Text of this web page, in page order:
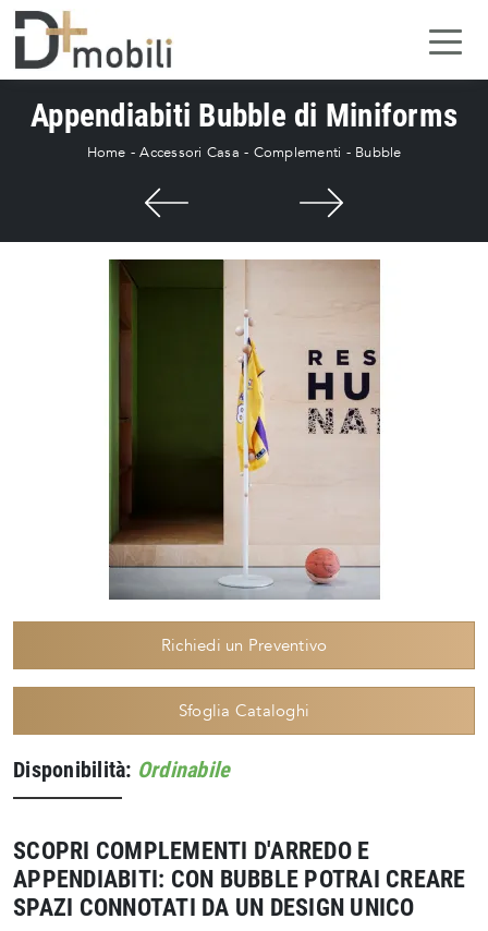
Appendiabiti Bubble di Miniforms
Home -Accessori Casa - Complementi - Bubble
Richiedi un Preventivo
Sfoglia Cataloghi
Disponibilità: Ordinabile
SCOPRI COMPLEMENTI D'ARREDO E
APPENDIABITI: CON BUBBLE POTRAI CREARE
SPAZI CONNOTATI DA UN DESIGN UNICO